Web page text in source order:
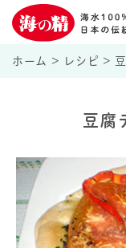
ホーム > レシピ >
豆腐